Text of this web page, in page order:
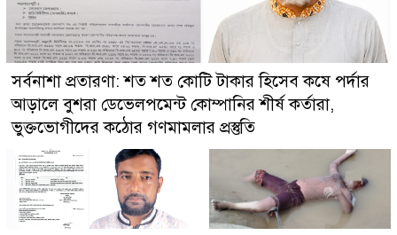
সর্বনাশা প্রতারণা: শত শত কোটি টাকার হিসেব কষে পর্দার
আড়ালে বুশরা ডেভেলপমেন্ট কোম্পানির শীর্ষ কর্তারা,
ভুক্তভোগীদের কঠোর গণমামলার প্রস্তুতি